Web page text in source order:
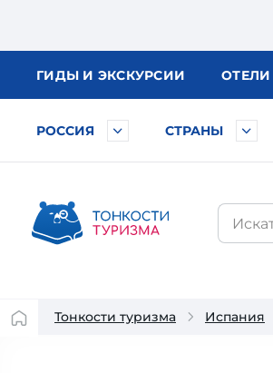
ГИДЫ И ЭКСКУРСИИ ОТЕЛИ
РОССИЯ СТРАНЫ
Тонкости туризма Испания